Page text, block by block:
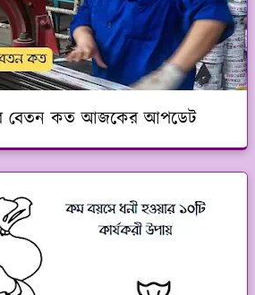
বেতন কত আজকের আপডেট